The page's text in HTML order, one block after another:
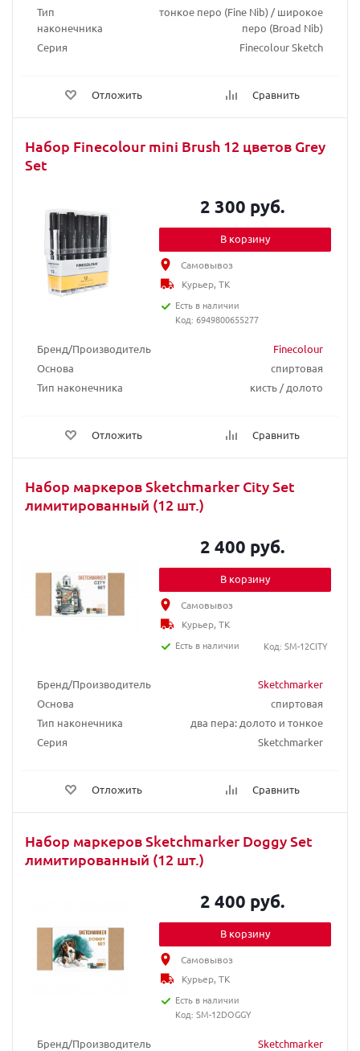
Тип
наконечника
тонкое перо (Fine Nib) / широкое
перо (Broad Nib)
Серия
Finecolour Sketch
Отложить Сравнить
Набор Finecolour mini Brush 12 цветов Grey
Set
Бренд/Производитель
Finecolour
Основа
спиртовая
Тип наконечника
кисть / долото
Отложить Сравнить
2 300 руб.
В корзину
Самовывоз
Курьер, ТК
Есть в наличии
Код: 6949800655277
Набор маркеров Sketchmarker City Set
лимитированный (12 шт.)
Бренд/Производитель
Sketchmarker
Основа
спиртовая
Тип наконечника
два пера: долото и тонкое
Серия
Sketchmarker
Отложить Сравнить
2 400 руб.
В корзину
Самовывоз
Курьер, ТК
Есть в наличии
Код: SM-12CITY
Набор маркеров Sketchmarker Doggy Set
лимитированный (12 шт.)
Бренд/Производитель
Sketchmarker
2 400 руб.
В корзину
Самовывоз
Курьер, ТК
Есть в наличии
Код: SM-12DOGGY